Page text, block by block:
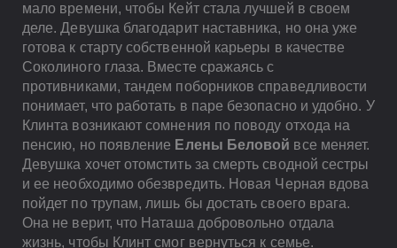
мало времени, чтобы Кейт стала лучшей в своем
деле. Девушка благодарит наставника, но она уже
готова к старту собственной карьеры в качестве
Соколиного глаза. Вместе сражаясь с
противниками, тандем поборников справедливости
понимает, что работать в паре безопасно и удобно. У
Клинта возникают сомнения по поводу отхода на
пенсию, но появление Елены Беловой все меняет.
Девушка хочет отомстить за смерть сводной сестры
и ее необходимо обезвредить. Новая Черная вдова
пойдет по трупам, лишь бы достать своего врага.
Она не верит, что Наташа добровольно отдала
жизнь, чтобы Клинт смог вернуться к семье.